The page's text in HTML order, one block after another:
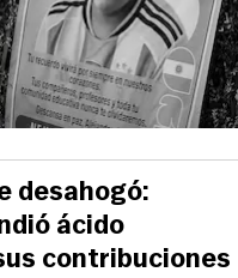
desahogó:
ácido
contribuciones